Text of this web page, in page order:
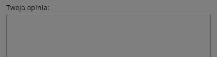
Twoja opinia: